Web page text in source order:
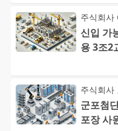
주식회사
신입 가
용 3조2
주식회사
군포첨
포장 사